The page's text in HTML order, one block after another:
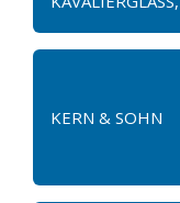
KERN & SOHN